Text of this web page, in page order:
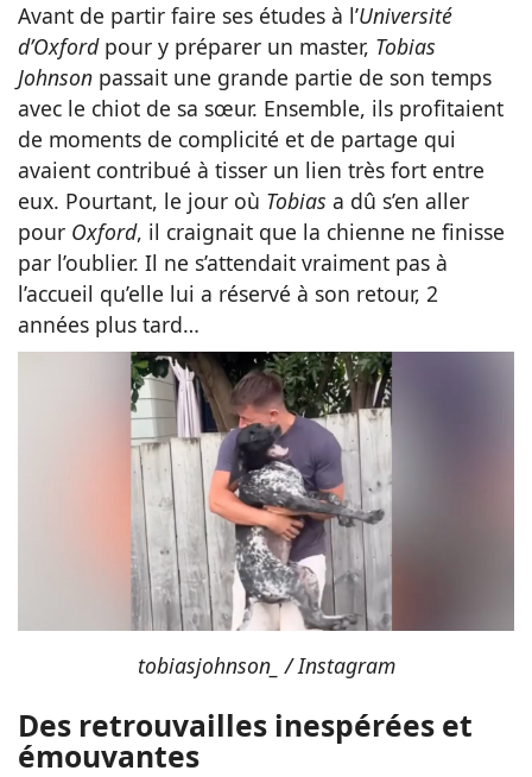
Avant de partir faire ses études à l’Université
d’Oxfordpour y préparer un master, Tobias
Johnson passait une grande partie de son temps
avec le chiot de sa sœur. Ensemble, ils profitaient
de moments de complicité et de partage qui
avaient contribué à tisser un lien très fort entre
eux. Pourtant, le jour où Tobias a dû s’en aller
pour Oxford, il craignait que la chienne ne finisse
par l’oublier. Il ne s’attendait vraiment pas à
l’accueil qu’elle lui a réservé à son retour, 2
années plus tard…
tobiasjohnson_ / Instagram
Des retrouvailles inespérées et
émouvantes